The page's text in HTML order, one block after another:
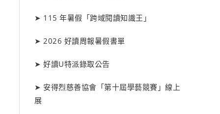
➤ 115 年暑假「跨域閱讀知識王」
➤ 2026 好讀周報暑假書單
➤ 好讀U特派錄取公告
➤ 安得烈慈善協會「第十屆學藝競賽」線上
展